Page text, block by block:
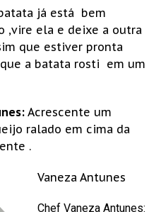
já está bem
,vire ela e deixe a outra
que estiver pronta
a batata rosti em um
Acrescente um
ralado em cima da
.
Vaneza Antunes
Chef Vaneza Antunes: